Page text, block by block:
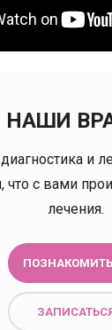
НАШИ
и
что с вами
лечения.